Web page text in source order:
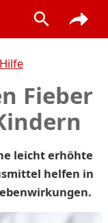
Fieber
leicht erhöhte
helfen in